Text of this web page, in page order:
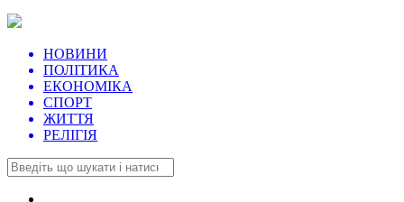
НОВИНИ
ПОЛІТИКА
ЕКОНОМІКА
СПОРТ
ЖИТТЯ
РЕЛІГІЯ